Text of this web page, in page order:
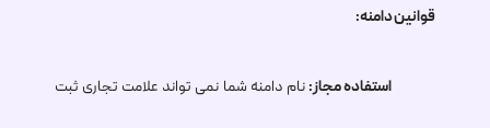
قوانین دامنه:
استفاده مجاز:نام دامنه شما نمی تواند علامت تجاری ثبت